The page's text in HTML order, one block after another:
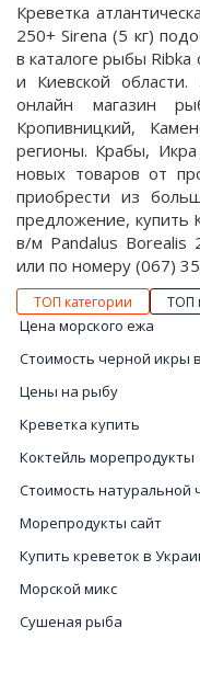
Креветка
250+ Sirena (5 кг)
в каталоге рыбы Ribka
и Киевской
онлайн магазин
Кропивницкий,
регионы. Крабы,
новых товаров от
приобрести из
предложение, купить
в/м Pandalus Borealis
или по номеру (067)
ТОП категории ТОП
Цена морского ежа
Стоимость черной икры
Цены на рыбу
Креветка купить
Коктейль морепродукты
Стоимость натуральной
Морепродукты сайт
Купить креветок в
Морской микс
Сушеная рыба